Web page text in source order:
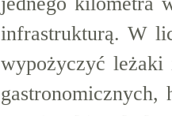
infrastrukturą. W
wypożyczyć
gastronomicznych,